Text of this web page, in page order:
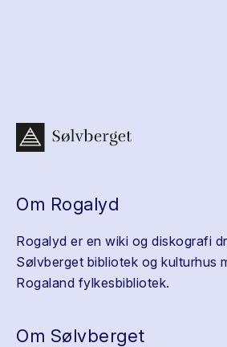
Om Rogalyd
Rogalyd er en wiki og diskografi
Sølvberget bibliotek og kulturhus
Rogaland fylkesbibliotek.
Om Sølvberget